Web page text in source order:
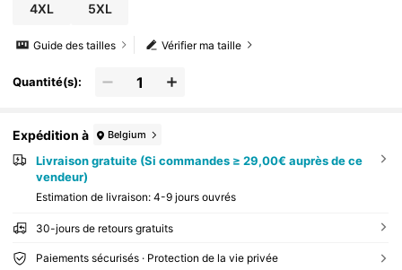
4XL 5XL
Vérifier ma taille
Guide des tailles
Quantité(s):
Expédition à Belgium
Livraison gratuite (Si commandes ≥ 29,00€ auprès de ce
vendeur)
Estimation de livraison: 4-9 jours ouvrés
30-jours de retours gratuits
Paiements sécurisés · Protection de la vie privée